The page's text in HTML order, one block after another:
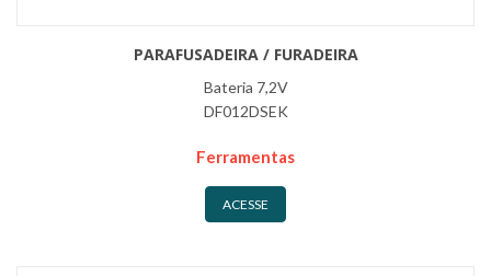
PARAFUSADEIRA / FURADEIRA
Bateria 7,2V
DF012DSEK
Ferramentas
ACESSE